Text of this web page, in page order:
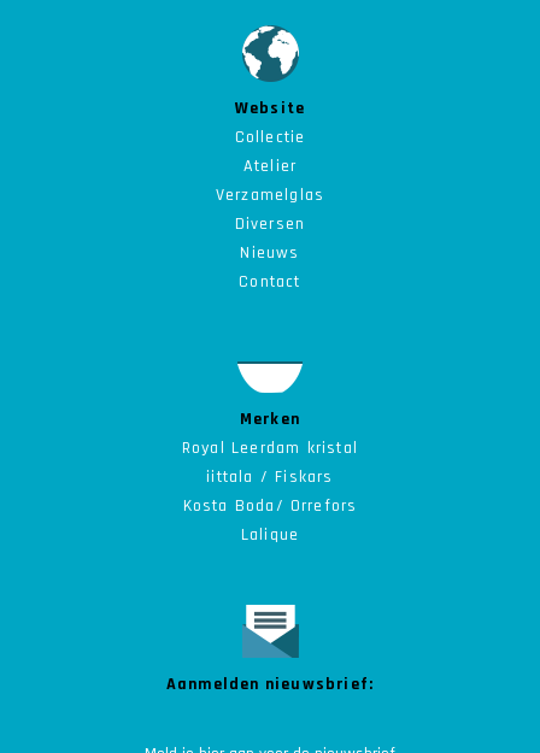
Website
Collectie
Atelier
Verzamelglas
Diversen
Nieuws
Contact
Merken
Royal Leerdam kristal
iittala / Fiskars
Kosta Boda/ Orrefors
Lalique
Aanmelden nieuwsbrief: